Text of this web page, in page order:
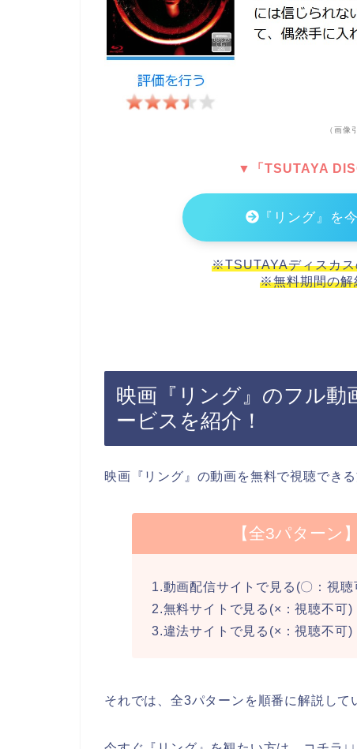
（画像
▼「TSUTAYA
『リング』を
※TSUTAYAディスカス
※無料期間の解
映画『リング』のフル動
ービスを紹介！
映画『リング』の動画を無料で視聴でき
【全3パターン
1.動画配信サイトで見る(〇：視聴
2.無料サイトで見る(×：視聴不可)
3.違法サイトで見る(×：視聴不可)
それでは、全3パターンを順番に解説して